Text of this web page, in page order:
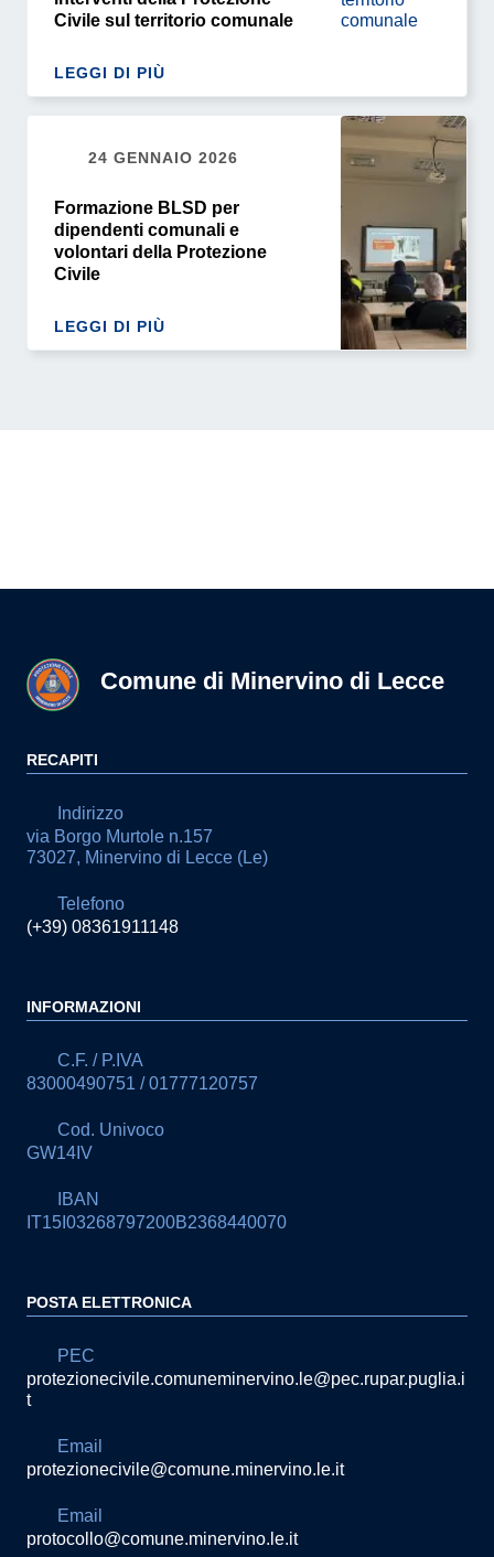
Civile sul territorio comunale
LEGGI DI PIÙ
24 GENNAIO 2026
Formazione BLSD per
dipendenti comunali e
volontari della Protezione
Civile
LEGGI DI PIÙ
Comune di Minervino di Lecce
RECAPITI
Indirizzo
via Borgo Murtole n.157
73027, Minervino di Lecce (Le)
Telefono
(+39) 08361911148
INFORMAZIONI
C.F. / P.IVA
83000490751 / 01777120757
Cod. Univoco
GW14IV
IBAN
IT15I03268797200B2368440070
POSTA ELETTRONICA
PEC
protezionecivile.comuneminervino.le@pec.rupar.puglia.i
t
Email
protezionecivile@comune.minervino.le.it
Email
protocollo@comune.minervino.le.it